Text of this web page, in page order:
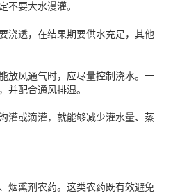
不要大水漫灌。
浇透，在结果期要供水充足，其他
放风通气时，应尽量控制浇水。一
并配合通风排湿。
灌或滴灌，就能够减少灌水量、蒸
烟熏剂农药。这类农药既有效避免